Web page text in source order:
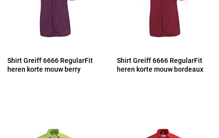
Shirt Greiff 6666 RegularFit
heren korte mouw berry
Shirt Greiff 6666 RegularFit
heren korte mouw bordeaux